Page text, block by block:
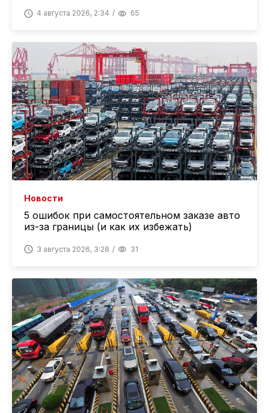
4 августа 2026, 2:34 65
Новости
5 ошибок при самостоятельном заказе авто
из-за границы (и как их избежать)
3 августа 2026, 3:28 31